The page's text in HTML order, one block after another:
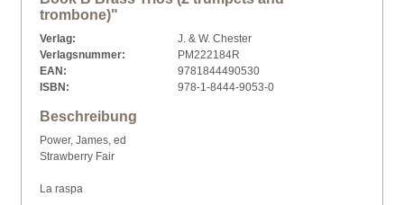
trombone)"
Verlag:
J. & W. Chester
Verlagsnummer:
PM222184R
EAN:
9781844490530
ISBN:
978-1-8444-9053-0
Beschreibung
Power, James, ed
Strawberry Fair
La raspa